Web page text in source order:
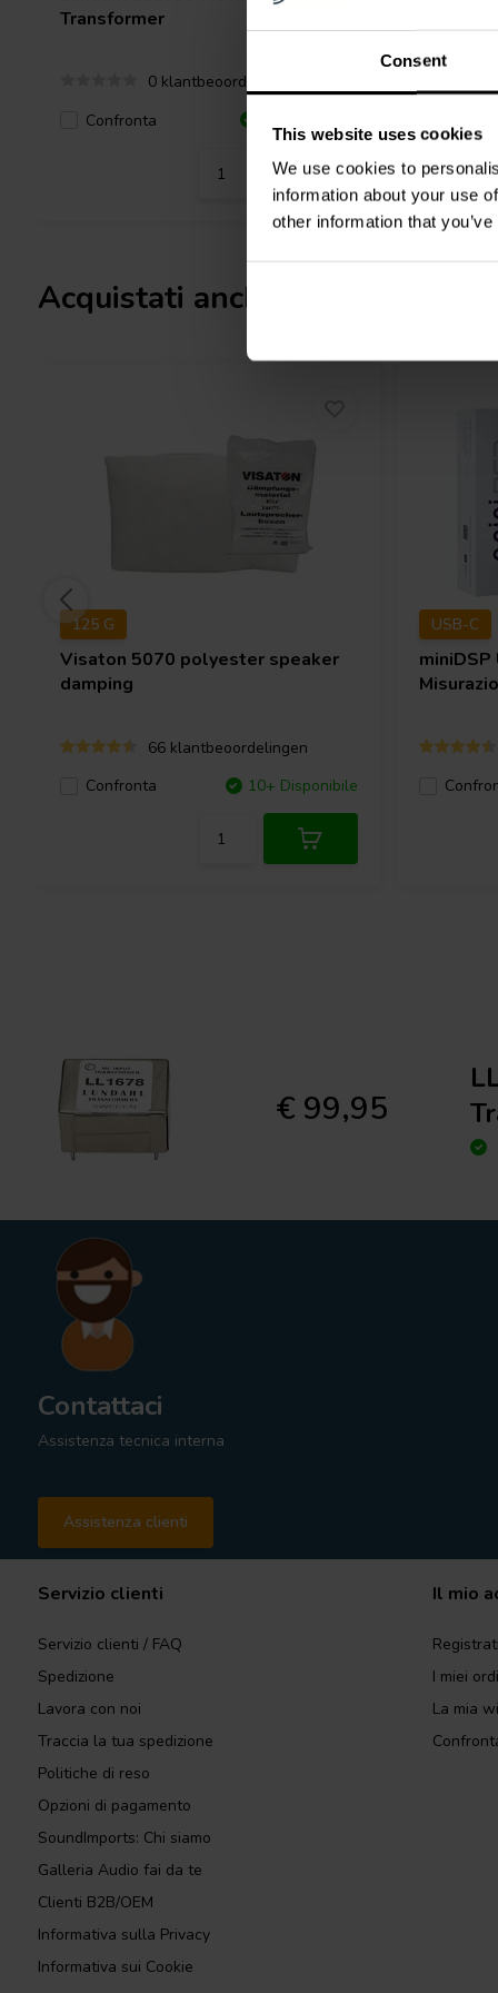
Consent
This website uses cookies
We use cookies to
information about your use
other information that
Transformer
0 klantbeoordelingen
Confronta
Acquistati anche da altri
125 G
Visaton 5070 polyester speaker
damping
66 klantbeoordelingen
Confronta
10+ Disponibile
USB-C
miniDSP
€ 99,95
Contattaci
Assistenza tecnica interna
Assistenza clienti
Servizio clienti
Servizio clienti / FAQ
Spedizione
Lavora con noi
Traccia la tua spedizione
Politiche di reso
Opzioni di pagamento
SoundImports: Chi siamo
Galleria Audio fai da te
Clienti B2B/OEM
Informativa sulla Privacy
Informativa sui Cookie
Il mio
Registrati
I miei
La mia